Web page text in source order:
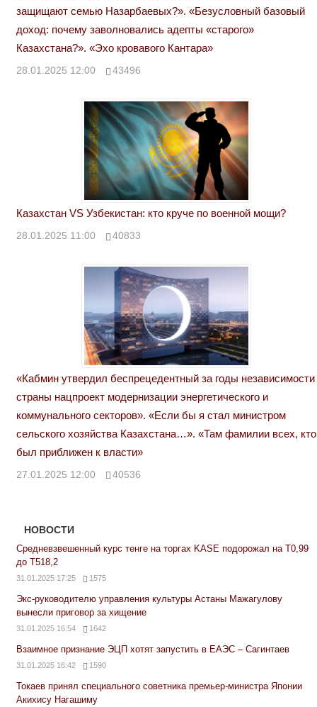
защищают семью Назарбаевых?». «Безусловный базовый
доход: почему заволновались адепты «старого»
Казахстана?». «Эхо кровавого Кантара»
28.01.2025 12:00 43496
Казахстан VS Узбекистан: кто круче по военной мощи?
28.01.2025 11:00 40833
«Кабмин утвердил беспрецедентный за годы независимости
страны нацпроект модернизации энергетического и
коммунального секторов». «Если бы я стал министром
сельского хозяйства Казахстана…». «Там фамилии всех, кто
был приближен к власти»
27.01.2025 12:00 40536
НОВОСТИ
Средневзвешенный курс тенге на торгах KASE подорожал на Т0,99
до Т518,2
31.01.2025 17:25 1575
Экс-руководителю управления культуры Астаны Мажагулову
вынесли приговор за хищение
31.01.2025 16:54 1642
Взаимное признание ЭЦП хотят запустить в ЕАЭС – Сагинтаев
31.01.2025 16:42 1590
Токаев принял специального советника премьер-министра Японии
Акихису Нагашиму